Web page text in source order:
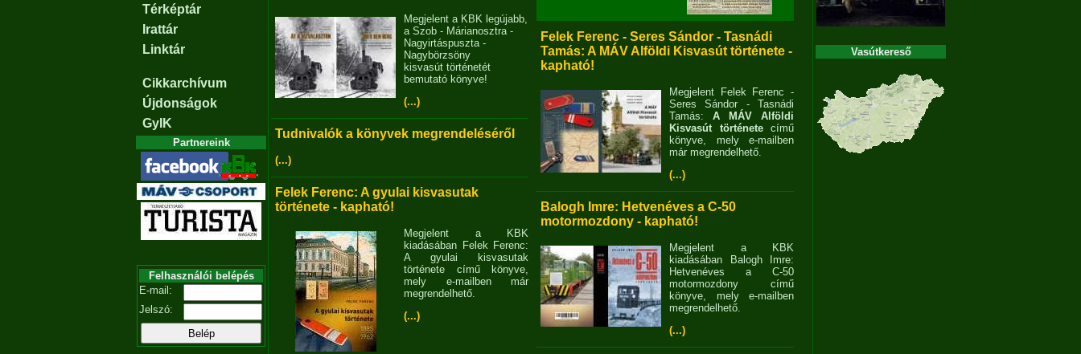
Térképtár
Irattár
Linktár
Cikkarchívum
Újdonságok
GyIK
Partnereink
Felhasználói belépés
E-mail:
Jelszó:
Megjelent a KBK legújabb,
a Szob - Márianosztra -
Nagyirtáspuszta -
Nagybörzsöny
kisvasút történetét
bemutató könyve!
(...)
Tudnivalók a könyvek megrendeléséről
(...)
Felek Ferenc: A gyulai kisvasutak
története - kapható!
Megjelent a KBK
kiadásában Felek Ferenc:
A gyulai kisvasutak
története című könyve,
mely e-mailben már
megrendelhető.
(...)
Felek Ferenc - Seres Sándor - Tasnádi
Tamás: A MÁV Alföldi Kisvasút története -
kapható!
Megjelent Felek Ferenc -
Seres Sándor - Tasnádi
Tamás: A MÁV Alföldi
Kisvasút története című
könyve, mely e-mailben
már megrendelhető.
(...)
Balogh Imre: Hetvenéves a C-50
motormozdony - kapható!
Megjelent a KBK
kiadásában Balogh Imre:
Hetvenéves a C-50
motormozdony című
könyve, mely e-mailben
megrendelhető.
(...)
Vasútkereső